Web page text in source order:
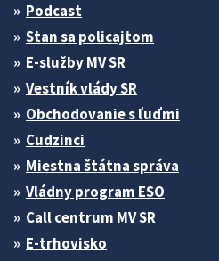
Podcast
Stan sa policajtom
E-služby MV SR
Vestník vlády SR
Obchodovanie s ľuďmi
Cudzinci
Miestna štátna správa
Vládny program ESO
Call centrum MV SR
E-trhovisko